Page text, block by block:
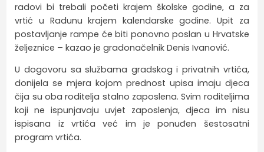
radovi bi trebali početi krajem školske godine, a za
vrtić u Radunu krajem kalendarske godine. Upit za
postavljanje rampe će biti ponovno poslan u Hrvatske
željeznice – kazao je gradonačelnik Denis Ivanović.
U dogovoru sa službama gradskog i privatnih vrtića,
donijela se mjera kojom prednost upisa imaju djeca
čija su oba roditelja stalno zaposlena. Svim roditeljima
koji ne ispunjavaju uvjet zaposlenja, djeca im nisu
ispisana iz vrtića već im je ponuđen šestosatni
program vrtića.